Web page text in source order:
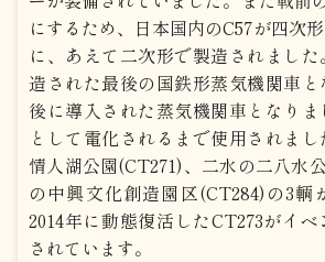
にするため、日本国内のC57が四次
に、あえて二次形で製造されまし
造された最後の国鉄形蒸気機関車
後に導入された蒸気機関車となり
として電化されるまで使用されま
情人湖公園(CT271)、二水の二八水
の中興文化創造園区(CT284)の3輌
2014年に動態復活したCT273がイ
されています。